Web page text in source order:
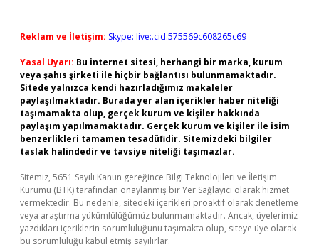
Reklam ve İletişim: Skype: live:.cid.575569c608265c69
Yasal Uyarı: Bu internet sitesi, herhangi bir marka, kurum
veya şahıs şirketi ile hiçbir bağlantısı bulunmamaktadır.
Sitede yalnızca kendi hazırladığımız makaleler
paylaşılmaktadır. Burada yer alan içerikler haber niteliği
taşımamakta olup, gerçek kurum ve kişiler hakkında
paylaşım yapılmamaktadır. Gerçek kurum ve kişiler ile isim
benzerlikleri tamamen tesadüfidir. Sitemizdeki bilgiler
taslak halindedir ve tavsiye niteliği taşımazlar.
Sitemiz, 5651 Sayılı Kanun gereğince Bilgi Teknolojileri ve İletişim
Kurumu (BTK) tarafından onaylanmış bir Yer Sağlayıcı olarak hizmet
vermektedir. Bu nedenle, sitedeki içerikleri proaktif olarak denetleme
veya araştırma yükümlülüğümüz bulunmamaktadır. Ancak, üyelerimiz
yazdıkları içeriklerin sorumluluğunu taşımakta olup, siteye üye olarak
bu sorumluluğu kabul etmiş sayılırlar.